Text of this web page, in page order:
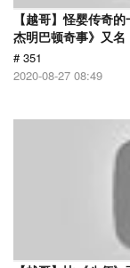
【越哥】怪婴传奇
杰明巴顿奇事》又名
# 351
2020-08-27 08:49